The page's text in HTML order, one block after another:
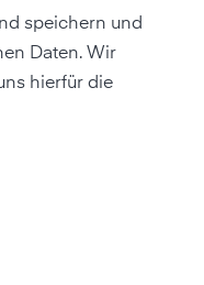
speichern und
Daten. Wir
hierfür die